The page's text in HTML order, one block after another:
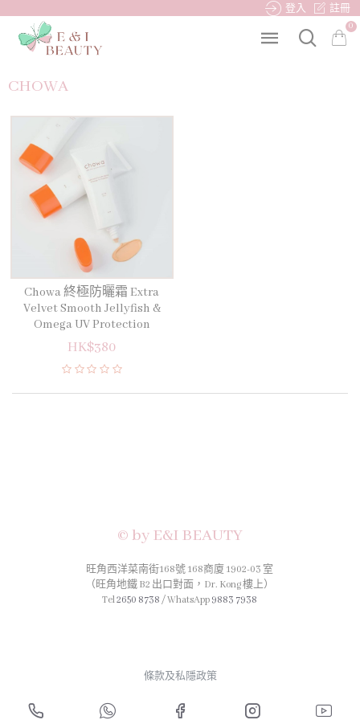
登入 註冊
0
CHOWA
Chowa 終極防曬霜 Extra
Velvet Smooth Jellyfish &
Omega UV Protection
HK$380
© by E&I BEAUTY
旺角西洋菜南街168號 168商廈 1902-03 室
（旺角地鐵 B2 出口對面，Dr. Kong 樓上）
Tel2650 8738 / WhatsApp 9883 7938
條款及私隱政策